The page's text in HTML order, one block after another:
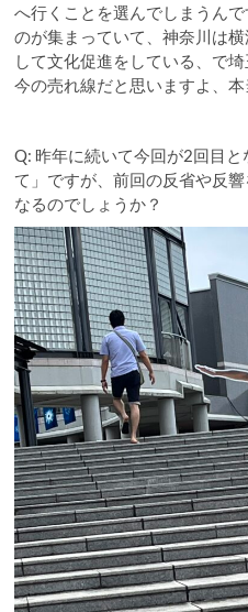
へ行くことを選んでしまうん
のが集まっていて、神奈川は
して文化促進をしている、で
今の売れ線だと思いますよ、本
Q: 昨年に続いて今回が2回目
て」ですが、前回の反省や反
なるのでしょうか？